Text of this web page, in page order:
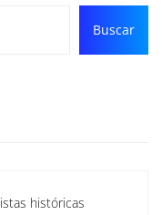
Buscar
históricas